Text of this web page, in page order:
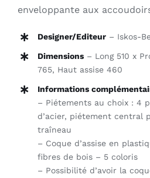
enveloppante aux
Designer/Editeur– Iskos-
Dimensions– Long 510 x
765, Haut assise 460
Informations
– Piétements au choix : 4
d’acier, piétement central
traîneau
– Coque d’assise en
fibres de bois – 5 coloris
– Possibilité d’avoir la